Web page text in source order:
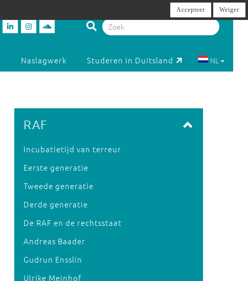
Naslagwerk Studeren in Duitsland NL
RAF
Incubatietijd van terreur
Eerste generatie
Tweede generatie
Derde generatie
De RAF en de rechtsstaat
Andreas Baader
Gudrun Ensslin
Ulrike Meinhof
Accepteer Weiger